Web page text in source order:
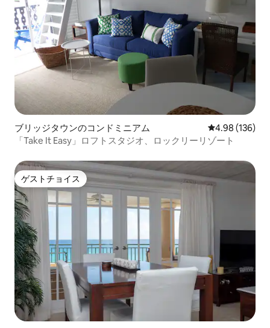
ブリッジタウンのコンドミニアム レビュー136
4.98 (136)
「Take It Easy」ロフトスタジオ、ロックリーリゾート
ゲストチョイス
ゲストチョイス